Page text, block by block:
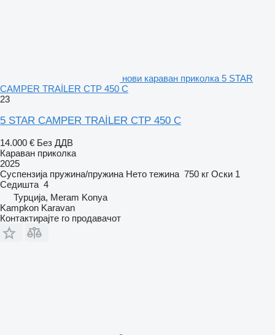
нови караван приколка 5 STAR
CAMPER TRAİLER CTP 450 C
23
5 STAR CAMPER TRAİLER CTP 450 C
14.000 € Без ДДВ
Караван приколка
2025
Суспензија пружина/пружина Нето тежина 750 кг Оски 1
Седишта 4
Турција, Meram Konya
Kampkon Karavan
Контактирајте го продавачот